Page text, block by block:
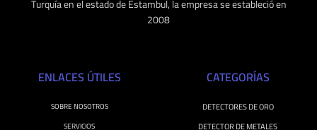
Turquía en el estado de Estambul, la empresa se estableció en
2008
ENLACES ÚTILES
SOBRE NOSOTROS
SERVICIOS
CATEGORÍAS
DETECTORES DE ORO
DETECTOR DE METALES